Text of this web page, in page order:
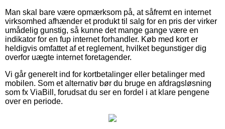
Man skal bare være opmærksom på, at såfremt en internet
virksomhed afhænder et produkt til salg for en pris der virker
umådelig gunstig, så kunne det mange gange være en
indikator for en fup internet forhandler. Køb med kort er
heldigvis omfattet af et reglement, hvilket begunstiger dig
overfor uægte internet foretagender.
Vi går generelt ind for kortbetalinger eller betalinger med
mobilen. Som et alternativ bør du bruge en afdragsløsning
som fx ViaBill, forudsat du ser en fordel i at klare pengene
over en periode.